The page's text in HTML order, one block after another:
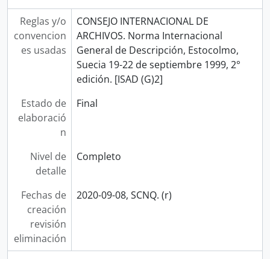
Reglas y/o
convencion
es usadas
CONSEJO INTERNACIONAL DE
ARCHIVOS. Norma Internacional
General de Descripción, Estocolmo,
Suecia 19-22 de septiembre 1999, 2°
edición. [ISAD (G)2]
Estado de
elaboració
n
Final
Nivel de
detalle
Completo
Fechas de
creación
revisión
eliminación
2020-09-08, SCNQ. (r)